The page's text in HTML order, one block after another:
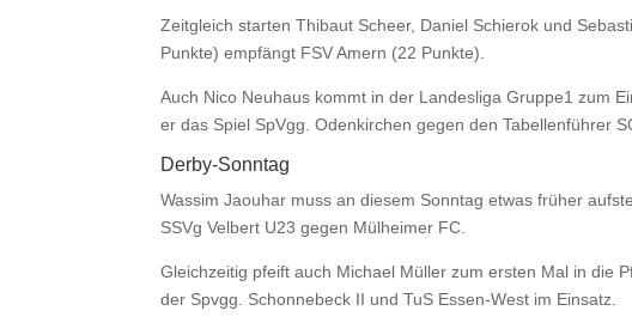
Zeitgleich starten Thibaut Scheer, Daniel Schierok und
Punkte) empfängt FSV Amern (22 Punkte).
Auch Nico Neuhaus kommt in der Landesliga Gruppe1 zum
er das Spiel SpVgg. Odenkirchen gegen den Tabellenführer
Derby-Sonntag
Wassim Jaouhar muss an diesem Sonntag etwas früher
SSVg Velbert U23 gegen Mülheimer FC.
Gleichzeitig pfeift auch Michael Müller zum ersten Mal in die
der Spvgg. Schonnebeck II und TuS Essen-West im Einsatz.